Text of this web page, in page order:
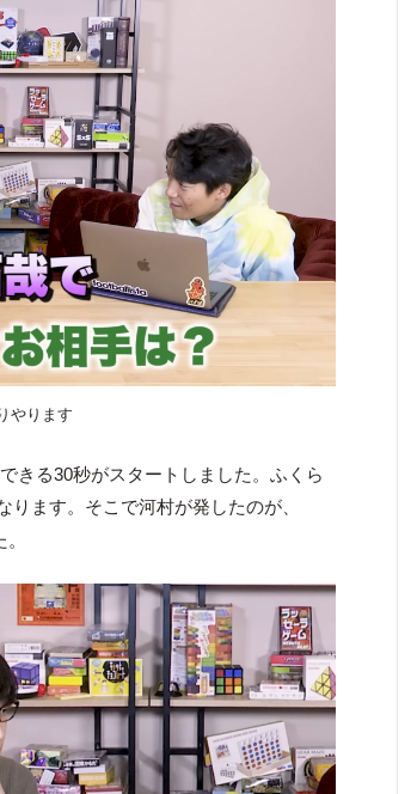
やります
きる30秒がスタートしました。ふくら
ます。そこで河村が発したのが、